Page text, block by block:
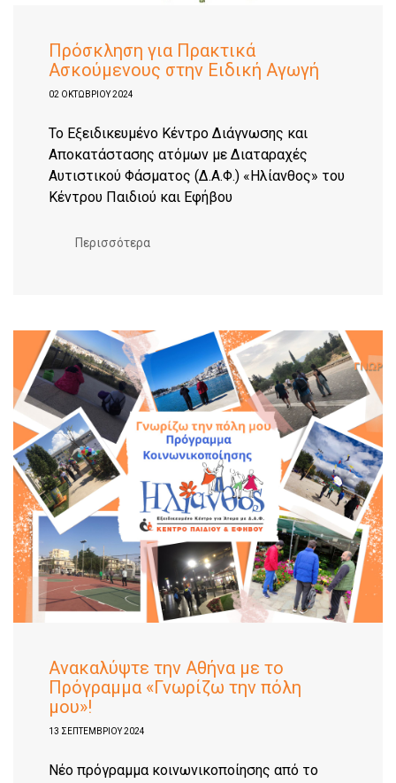
Πρόσκληση για Πρακτικά
Ασκούμενους στην Ειδική Αγωγή
02 ΟΚΤΩΒΡΊΟΥ 2024
Το Εξειδικευμένο Κέντρο Διάγνωσης και
Αποκατάστασης ατόμων με Διαταραχές
Αυτιστικού Φάσματος (Δ.Α.Φ.) «Ηλίανθος» του
Κέντρου Παιδιού και Εφήβου
Περισσότερα
Ανακαλύψτε την Αθήνα με το
Πρόγραμμα «Γνωρίζω την πόλη
μου»!
13 ΣΕΠΤΕΜΒΡΊΟΥ 2024
Nέο πρόγραμμα κοινωνικοποίησης από το